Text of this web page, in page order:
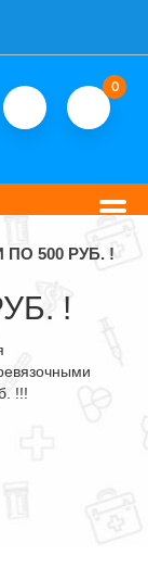
0
ПО 500 РУБ. !
!
!!!